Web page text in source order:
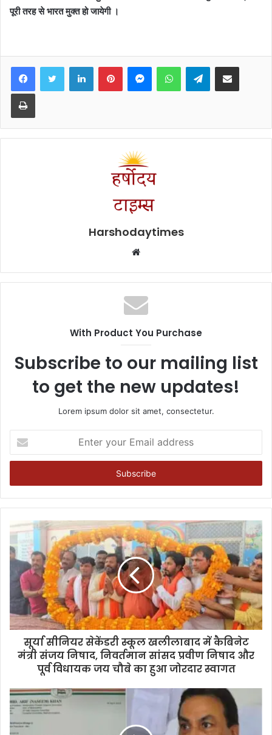
पूरी तरह से भारत मुक्त हो जायेगी ।
FacebookTwitter LinkedInPinterestMessengerWhatsAppTelegramShare via Email
Print
Harshodaytimes
Website
With Product You Purchase
Subscribe to our mailing list
to get the new updates!
Lorem ipsum dolor sit amet, consectetur.
your
Email
सूर्या सीनियर सेकेंडरी स्कूल खलीलाबाद में कैबिनेट
मंत्री संजय निषाद, निवर्तमान सांसद प्रवीण निषाद और
पूर्व विधायक जय चौबे का हुआ जोरदार स्वागत